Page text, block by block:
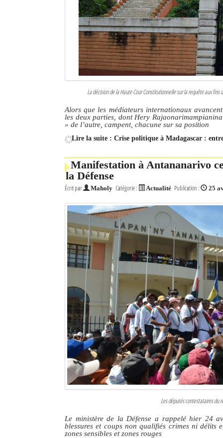
La décision de la Haute Cour Constitutionnelle sur la requête aux
Alors que les médiateurs internationaux
les deux parties, dont Hery
» de l’autre, campent, chacune sur sa position
Lire la suite : Crise politique à Madagascar :
Manifestation à Antananarivo
la Défense
Écrit par Maholy Catégorie : Actualité Publication : 25
Les députés contestataires du
Le ministère de la Défense a rappelé hier 24
blessures et coups non qualifiés crimes ni délits
zones sensibles et zones rouges